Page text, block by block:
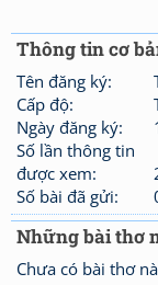
Thông tin cơ
Tên đăng ký:
Cấp độ:
Ngày đăng ký:
Số lần thông tin
được xem:
Số bài đã gửi:
Những bài thơ
Chưa có bài thơ